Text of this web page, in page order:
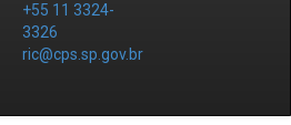
+55 11 3324-
3326
ric@cps.sp.gov.br